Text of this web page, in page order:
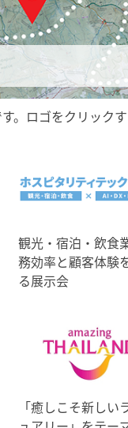
。ロゴをクリック
観光・宿泊・飲食
務効率と顧客体験
る展示会
「癒しこそ新しい